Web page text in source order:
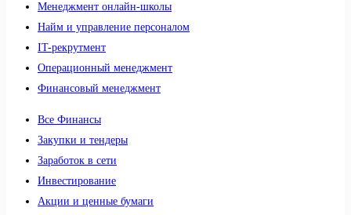
Менеджмент онлайн-школы
Найм и управление персоналом
IT-рекрутмент
Операционный менеджмент
Финансовый менеджмент
Все Финансы
Закупки и тендеры
Заработок в сети
Инвестирование
Акции и ценные бумаги